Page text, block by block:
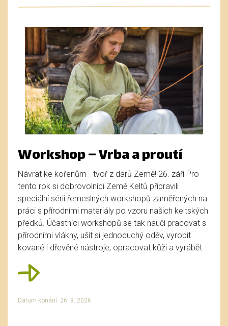
Workshop – Vrba a proutí
Návrat ke kořenům - tvoř z darů Země! 26. září Pro
tento rok si dobrovolníci Země Keltů připravili
speciální sérii řemeslných workshopů zaměřených na
práci s přírodními materiály po vzoru našich keltských
předků. Účastníci workshopů se tak naučí pracovat s
přírodními vlákny, ušít si jednoduchý oděv, vyrobit
kované i dřevěné nástroje, opracovat kůži a vyrábět ...
Datum konání: 26. 9. 2026